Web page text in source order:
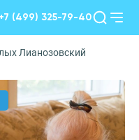
+7 (499) 325-79-40
Лианозовский